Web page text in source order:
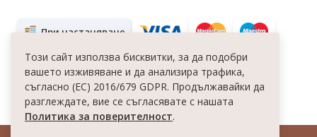
При настаняване
Този сайт използва бисквитки, за да подобри
вашето изживяване и да анализира трафика,
съгласно (ЕС) 2016/679 GDPR. Продължавайки да
разглеждате, вие се съгласявате с нашата
Политика за поверителност.